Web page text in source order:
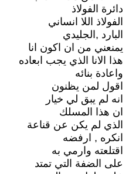
دائرة الفولاذ
الفولاذ اللا انساني
البارد ,الجليدي
يمنعني من ان اكون انا
هذا الانا الذي يجب ابعاده
واعادة بنائه
اقول لمن يظنون
انه لم يبق لي خيار
ان هذا المسلك
الذي لم يكن عن قناعة
انكره , ارفضه
اقتلعته وارمي به
على الضفة التي تمتد